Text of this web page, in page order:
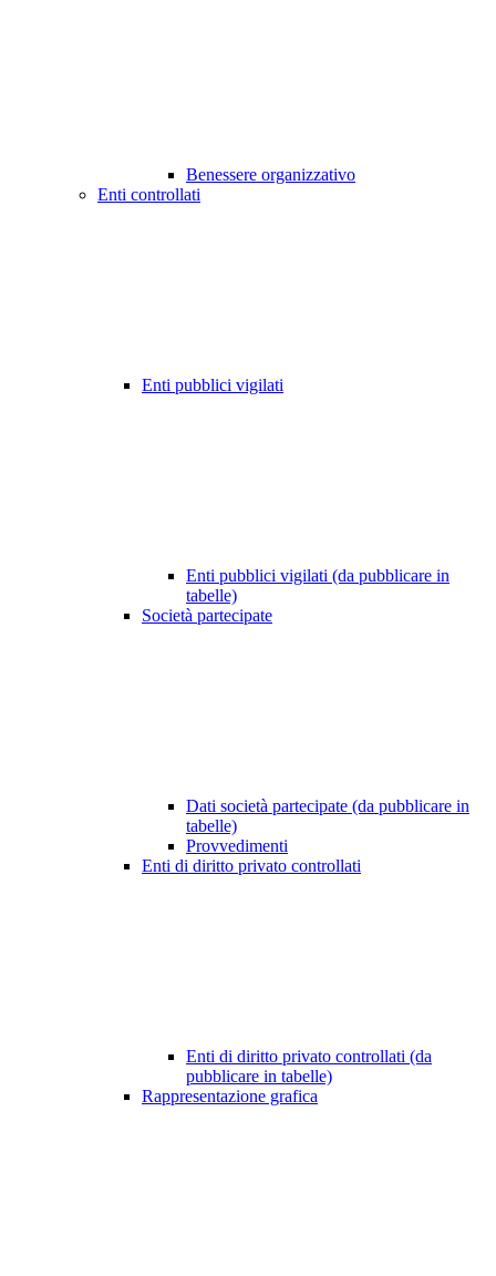
Benessere organizzativo
Enti controllati
Enti pubblici vigilati
Enti pubblici vigilati (da pubblicare in
tabelle)
Società partecipate
Dati società partecipate (da pubblicare in
tabelle)
Provvedimenti
Enti di diritto privato controllati
Enti di diritto privato controllati (da
pubblicare in tabelle)
Rappresentazione grafica